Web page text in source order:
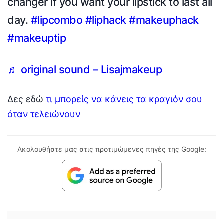
day. #lipcombo #liphack #makeuphack
#makeuptip
♬ original sound – Lisajmakeup
Δες εδώ τι μπορείς να κάνεις τα κραγιόν σου
όταν τελειώνουν
Ακολουθήστε μας στις προτιμώμενες πηγές της Google: